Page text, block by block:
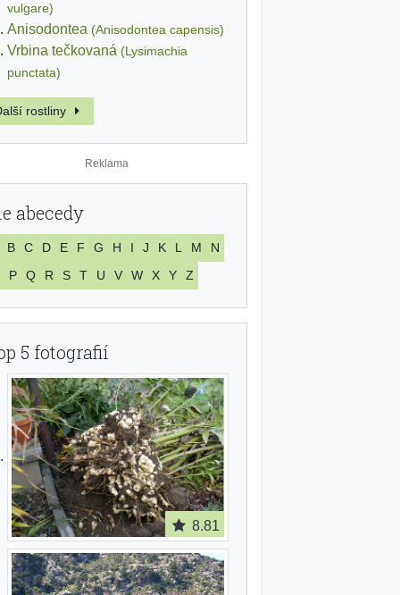
vulgare)
Anisodontea (Anisodontea capensis)
Vrbina tečkovaná (Lysimachia
punctata)
rostliny
abecedy
B C D E F G H I J K L M
N
P
Q R S T U V W X Y Z
5 fotografií
8.81